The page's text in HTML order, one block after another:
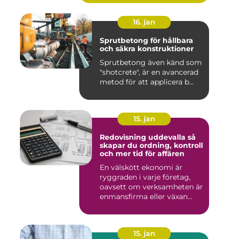
16. jan
Sprutbetong för hållbara
och säkra konstruktioner
Sprutbetong även känd som
"shotcrete", är en avancerad
metod för att applicera b...
15. jan
Redovisning uddevalla så
skapar du ordning, kontroll
och mer tid för affären
En välskött ekonomi är
ryggraden i varje företag,
oavsett om verksamheten är
enmansfirma eller växan...
15. jan